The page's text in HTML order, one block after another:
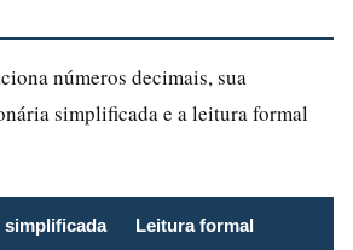
números decimais, sua
simplificada e a leitura formal
simplificada Leitura formal